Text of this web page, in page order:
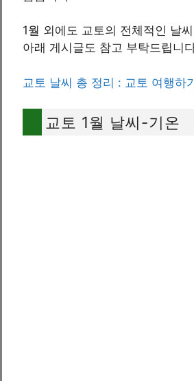
1월 외에도 교토의 전체적인 날
아래 게시글도 참고 부탁드립니
교토 날씨 총 정리 : 교토 여행하
교토 1월 날씨-기온